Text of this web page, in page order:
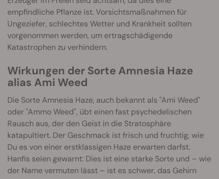
empfindliche Pflanze ist. Vorsichtsmaßnahmen für
Ungeziefer, schlechtes Wetter und Krankheit sollten
vorgenommen werden, um ertragschädigende
Katastrophen zu verhindern.
Wirkungen der Sorte Amnesia Haze
alias Ami Weed
Die Sorte Amnesia Haze, auch bekannt als "Ami Weed"
oder "Ammo Weed", übt einen fast psychedelischen
Rausch aus, der den Geist in die Stratosphäre
katapultiert. Der Geschmack ist frisch und fruchtig, wie
Du es von einer erstklassigen Haze erwarten darfst.
Hanfis seien gewarnt: Dies ist eine starke Sorte und – wie
der Name vermuten lässt – ist es schwer, das Gehirn